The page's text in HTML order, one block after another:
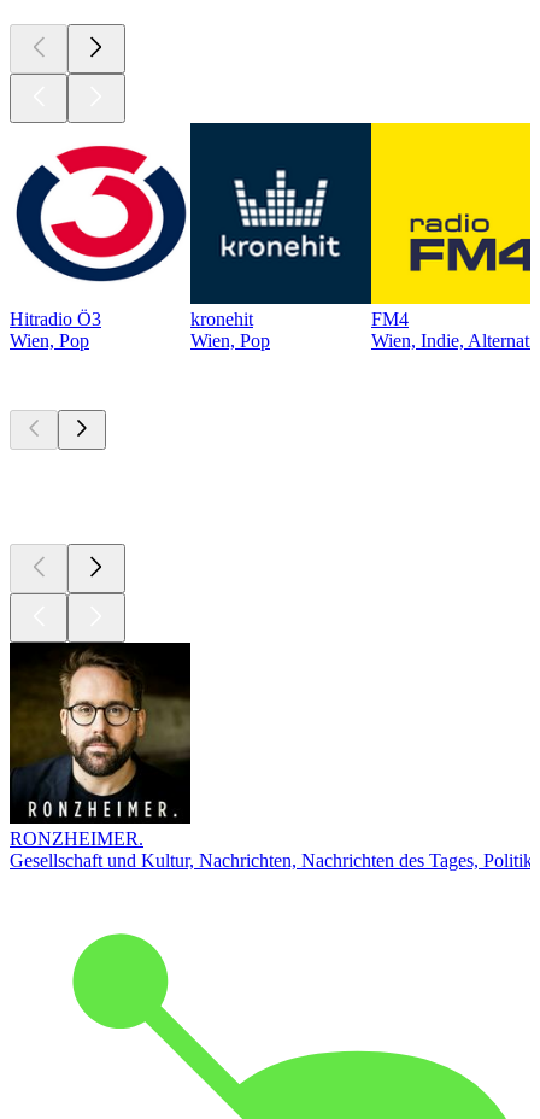
Hitradio Ö3
Wien, Pop
kronehit
Wien, Pop
FM4
Wien, Indie,
RONZHEIMER.
Gesellschaft und Kultur, Nachrichten, Nachrichten des Tages, Politik